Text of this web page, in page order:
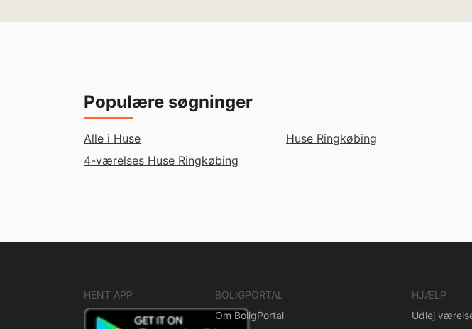
Populære søgninger
Alle i Huse Huse Ringkøbing
4-værelses Huse Ringkøbing
HENT APP
BOLIGPORTAL
Om BoligPortal
HJÆLP
Udlej